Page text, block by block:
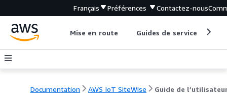
Français Préférences Contactez-nous
Mise en route Guides de service
Documentation AWS IoT SiteWise Guide de